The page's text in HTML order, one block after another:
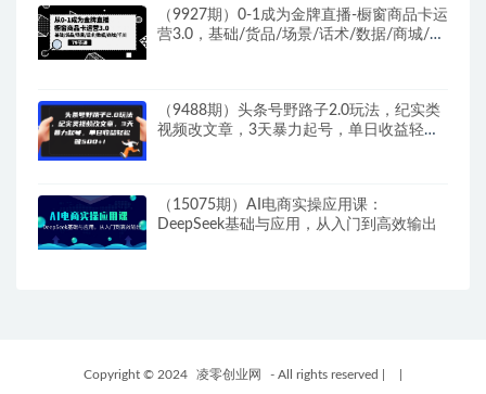
（9927期）0-1成为金牌直播-橱窗商品卡运
营3.0，基础/货品/场景/话术/数据/商城/千
（9488期）头条号野路子2.0玩法，纪实类
视频改文章，3天暴力起号，单日收益轻松
（15075期）AI电商实操应用课：
DeepSeek基础与应用，从入门到高效输出
Copyright © 2024 凌零创业网 - All rights reserved